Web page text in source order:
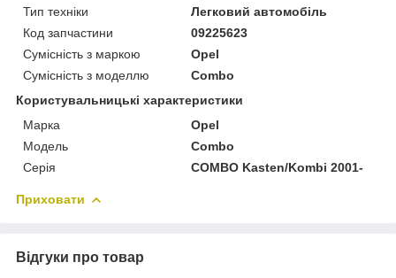
Тип техніки
Легковий автомобіль
Код запчастини
09225623
Сумісність з маркою
Opel
Сумісність з моделлю
Combo
Користувальницькі характеристики
Марка
Opel
Модель
Combo
Серія
COMBO Kasten/Kombi 2001-
Приховати
Відгуки про товар